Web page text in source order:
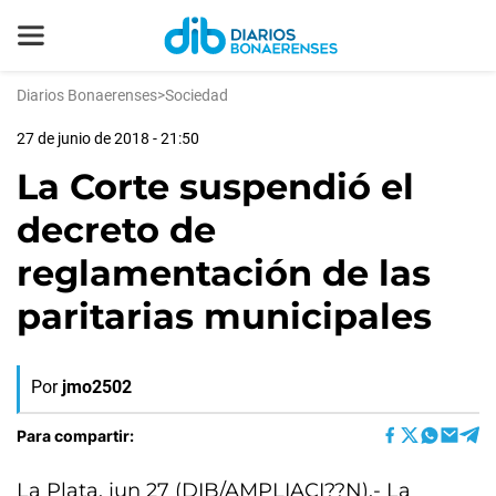
Diarios Bonaerenses>Sociedad
27 de junio de 2018 - 21:50
La Corte suspendió el
decreto de
reglamentación de las
paritarias municipales
Por jmo2502
Para compartir:
La Plata, jun 27 (DIB/AMPLIACI??N).- La